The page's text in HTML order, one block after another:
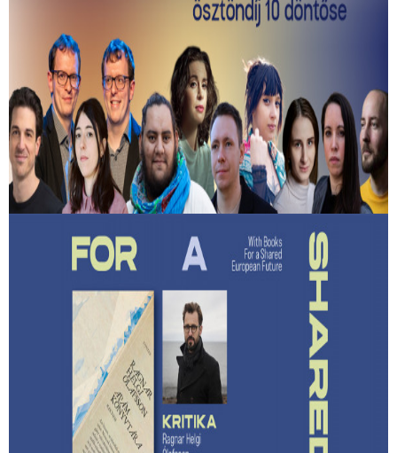
Kiválasztották a 2026-os Mastercard -
Alkotótárs ösztöndíj 10 döntősét!
Közülük kerül ki a két győztes.